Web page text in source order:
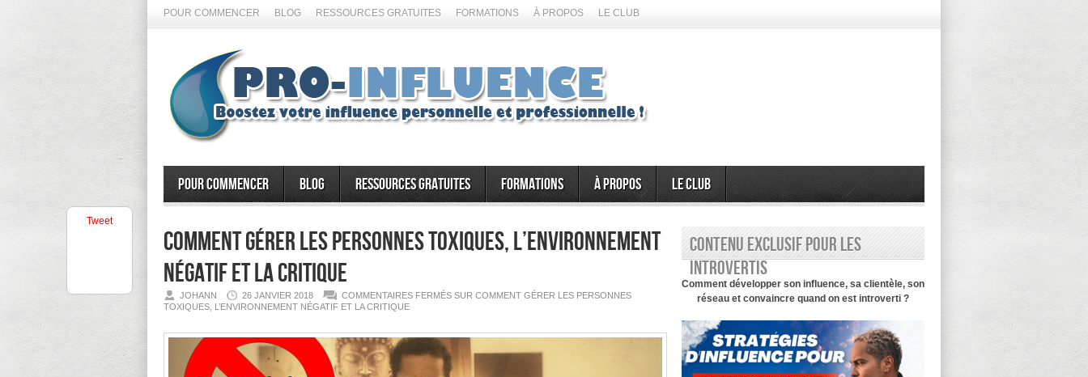
POUR COMMENCER BLOG RESSOURCES GRATUITES FORMATIONS À PROPOS LE CLUB
Pour commencer Blog Ressources gratuites Formations À propos Le Club
Comment gérer les personnes toxiques, l’environnement
négatif et la critique
JOHANN 26 JANVIER 2018 COMMENTAIRES FERMÉS SUR COMMENT GÉRER LES PERSONNES
TOXIQUES, L’ENVIRONNEMENT NÉGATIF ET LA CRITIQUE
Tweet
Contenu exclusif pour les
introvertis
Comment développer son influence, sa clientèle, son
réseau et convaincre quand on est introverti ?